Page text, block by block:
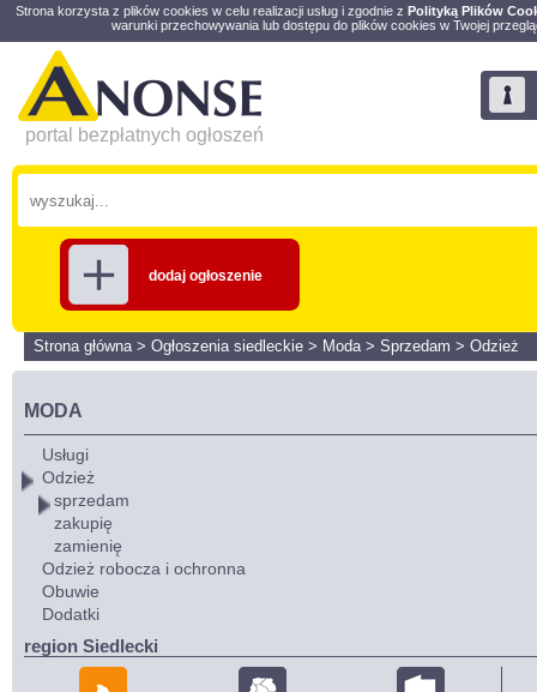
Strona korzysta z plików cookies w celu realizacji usług i zgodnie z Polityką Plików
warunki przechowywania lub dostępu do plików cookies w Twojej
portal bezpłatnych ogłoszeń
dodaj ogłoszenie
Strona główna> Ogłoszenia siedleckie > Moda> Sprzedam > Odzież
MODA
Usługi
Odzież
sprzedam
zakupię
zamienię
Odzież robocza i ochronna
Obuwie
Dodatki
region Siedlecki